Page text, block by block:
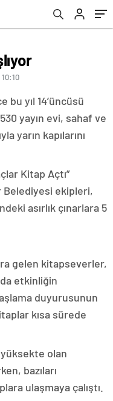
yıl 14’üncüsü
yayın evi, sahaf ve
yarın kapılarını
Kitap Açtı”
Belediyesi ekipleri,
asırlık çınarlara 5
gelen kitapseverler,
etkinliğin
duyurusunun
kısa sürede
olan
bazıları
ulaşmaya çalıştı.